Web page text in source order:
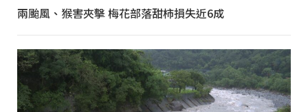
兩颱風、猴害夾擊 梅花部落甜柿損失近6成